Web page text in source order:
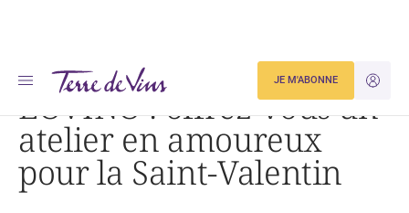
JE
JE M'ABONNE
Accueil EOVINO : offrez-vous un atelier en amoureux pour la Saint-Valentin
EOVINO : offrez-vous un
atelier en amoureux
pour la Saint-Valentin